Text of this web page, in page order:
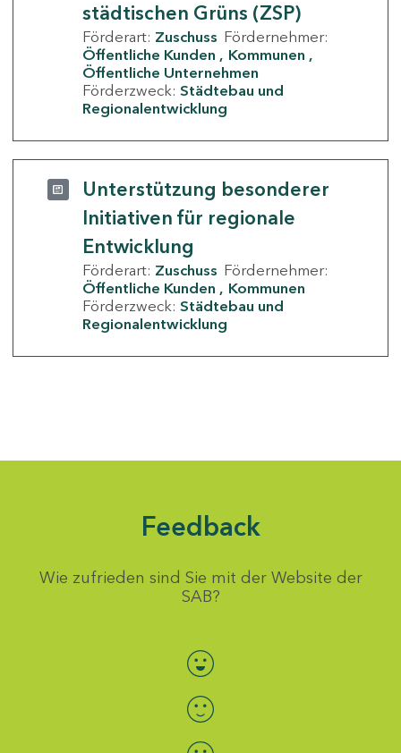
städtischen Grüns (ZSP)
Förderart: Zuschuss Fördernehmer:
Öffentliche Kunden
Kommunen
Öffentliche Unternehmen
Förderzweck: Städtebau und
Regionalentwicklung
Unterstützung besonderer
Initiativen für regionale
Entwicklung
Förderart: Zuschuss Fördernehmer:
Öffentliche Kunden
Kommunen
Förderzweck: Städtebau und
Regionalentwicklung
Feedback
Wie zufrieden sind Sie mit der Website der
SAB?
Bewertung auswählen